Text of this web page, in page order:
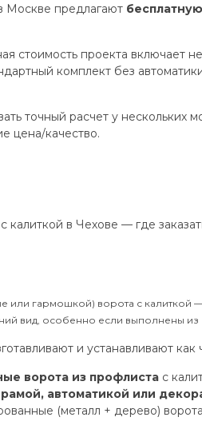
Москве предлагают
стоимость проекта включает
комплект без
точный расчет у
цена/качество.
в Чехове — где
гармошкой) ворота с калиткой
вид, особенно если выполнены
и устанавливают
ворота из профлиста с
автоматикой или
(металл + дерево)